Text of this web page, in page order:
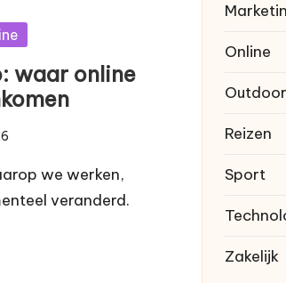
waar online
we werken,
veranderd.
Online
Reizen
Sport
Zakelijk